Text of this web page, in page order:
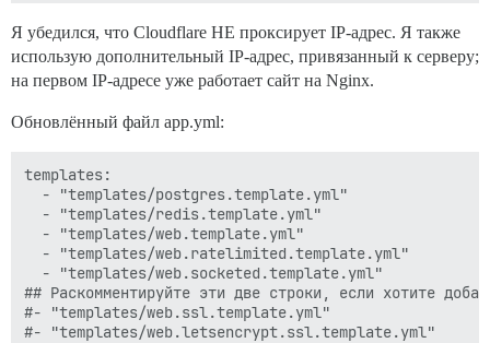
Я убедился, что Cloudflare НЕ проксирует IP-адрес. Я также
использую дополнительный IP-адрес, привязанный к серверу;
на первом IP-адресе уже работает сайт на Nginx.
Обновлённый файл app.yml:
templates:
  - "templates/postgres.template.yml"
  - "templates/redis.template.yml"
  - "templates/web.template.yml"
  - "templates/web.ratelimited.template.yml"
  - "templates/web.socketed.template.yml"
## Раскомментируйте эти две строки, если хотите
#- "templates/web.ssl.template.yml"
#- "templates/web.letsencrypt.ssl.template.yml"